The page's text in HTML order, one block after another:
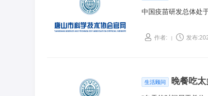
中国疫苗研发总体处
作者: 发布
生活顾问 晚餐吃